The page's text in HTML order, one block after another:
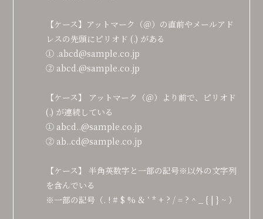
【ケース】アットマーク（＠）の直前やメールアド
レスの先頭にピリオド (.) がある
① .abcd@sample.co.jp
② abcd.@sample.co.jp
【ケース】 アットマーク（＠）より前で、ピリオド
(.) が連続している
① abcd..@sample.co.jp
② ab..cd@sample.co.jp
【ケース】 半角英数字と一部の記号※以外の文字列
を含んでいる
※一部の記号（. ! # $ % & ‘ * + ? / = ? ^ _ { | } ~ ）